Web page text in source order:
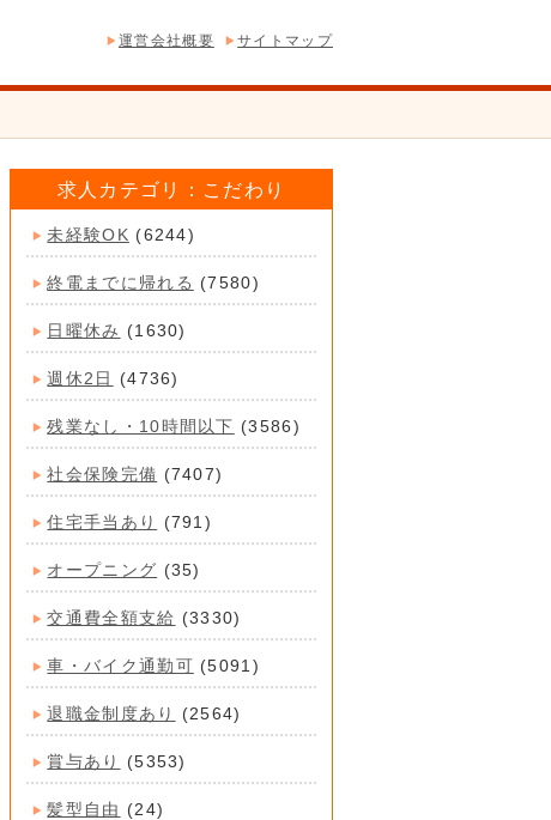
運営会社概要
サイトマップ
求人カテゴリ：こだわり
未経験OK (6244)
終電までに帰れる (7580)
日曜休み (1630)
週休2日 (4736)
残業なし・10時間以下 (3586)
社会保険完備 (7407)
住宅手当あり (791)
オープニング (35)
交通費全額支給 (3330)
車・バイク通勤可 (5091)
退職金制度あり (2564)
賞与あり (5353)
髪型自由 (24)